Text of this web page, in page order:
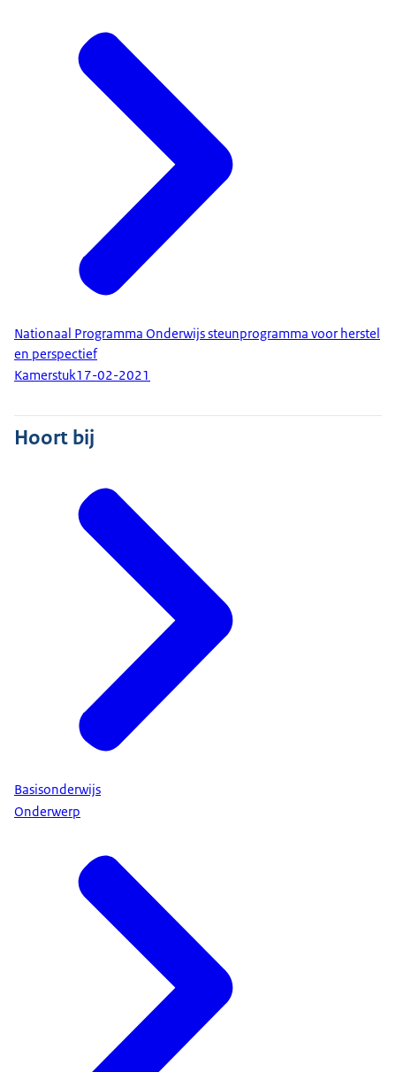
Nationaal Programma Onderwijs steunprogramma voor herstel
en perspectief
Kamerstuk17-02-2021
Hoort bij
Basisonderwijs
Onderwerp